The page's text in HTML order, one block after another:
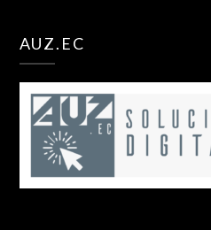
AUZ.EC